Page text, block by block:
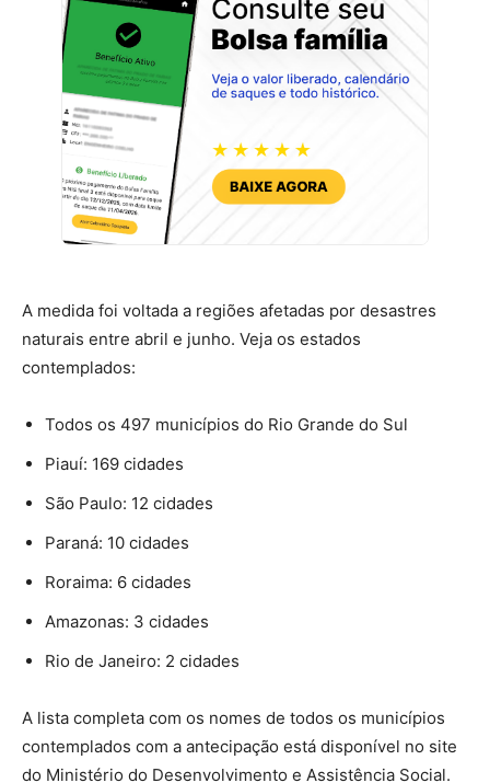
A medida foi voltada a regiões afetadas por desastres
naturais entre abril e junho. Veja os estados
contemplados:
Todos os 497 municípios do Rio Grande do Sul
Piauí: 169 cidades
São Paulo: 12 cidades
Paraná: 10 cidades
Roraima: 6 cidades
Amazonas: 3 cidades
Rio de Janeiro: 2 cidades
A lista completa com os nomes de todos os municípios
contemplados com a antecipação está disponível no site
do Ministério do Desenvolvimento e Assistência Social.